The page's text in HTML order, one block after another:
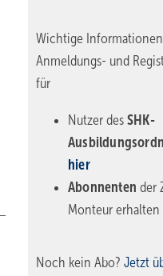
Wichtige
Anmeldungs- und
für
Nutzer des SHK-
hier
Abonnentender
Monteur erhalten
Noch kein Abo? Jetzt